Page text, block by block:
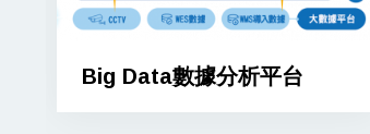
Big Data數據分析平台